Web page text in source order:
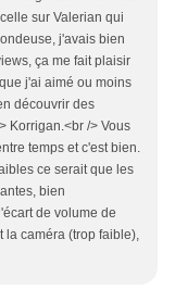
sur Valerian qui
j'avais bien
ça me fait plaisir
j'ai aimé ou moins
découvrir des
Korrigan.<br /> Vous
temps et c'est bien.
ce serait que les
bien
de volume de
la caméra (trop faible),